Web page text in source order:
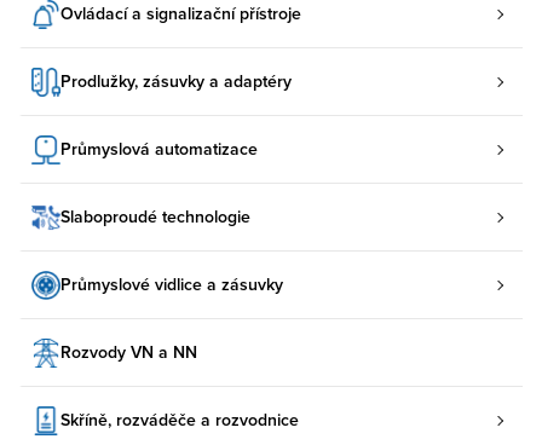
Ovládací a signalizační přístroje
Prodlužky, zásuvky a adaptéry
Průmyslová automatizace
Slaboproudé technologie
Průmyslové vidlice a zásuvky
Rozvody VN a NN
Skříně, rozváděče a rozvodnice